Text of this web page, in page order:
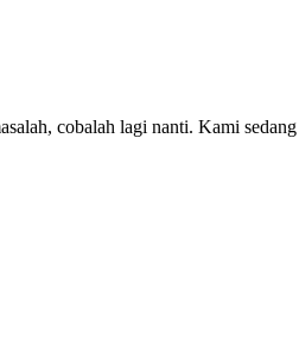
cobalah lagi nanti. Kami